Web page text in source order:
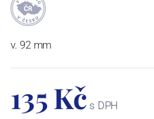
v. 92 mm
135 Kč s DPH